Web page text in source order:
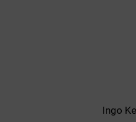
Ingo